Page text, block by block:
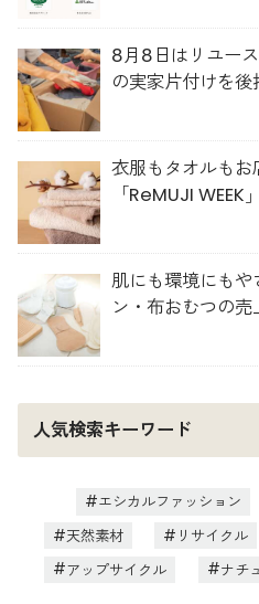
8月8日はリユー
の実家片付けを後
衣服もタオルも
「ReMUJI
肌にも環境にも
ン・布おむつの
人気検索キーワード
エシカルファッション
天然素材
リサイクル
アップサイクル
ナチ